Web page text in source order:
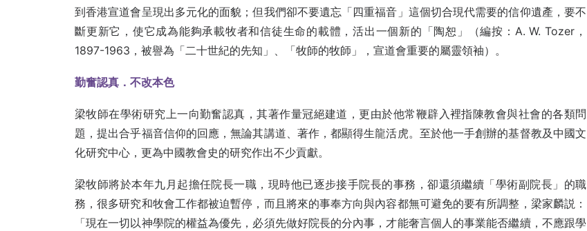
到香港宣道會呈現出多元化的面貌；但我們卻不要遺忘「四重福音」這個切合現代需要的信仰遺產，要不
斷更新它，使它成為能夠承載牧者和信徒生命的載體，活出一個新的「陶恕」（編按：A. W. Tozer，
1897-1963，被譽為「二十世紀的先知」、「牧師的牧師」，宣道會重要的屬靈領袖）。
勤奮認真．不改本色
梁牧師在學術研究上一向勤奮認真，其著作量冠絕建道，更由於他常鞭辟入裡指陳教會與社會的各類問
題，提出合乎福音信仰的回應，無論其講道、著作，都顯得生龍活虎。至於他一手創辦的基督教及中國文
化研究中心，更為中國教會史的研究作出不少貢獻。
梁牧師將於本年九月起擔任院長一職，現時他已逐步接手院長的事務，卻還須繼續「學術副院長」的職
務，很多研究和牧會工作都被迫暫停，而且將來的事奉方向與內容都無可避免的要有所調整，梁家麟説：
「現在一切以神學院的權益為優先，必須先做好院長的分內事，才能奢言個人的事業能否繼續，不應跟學